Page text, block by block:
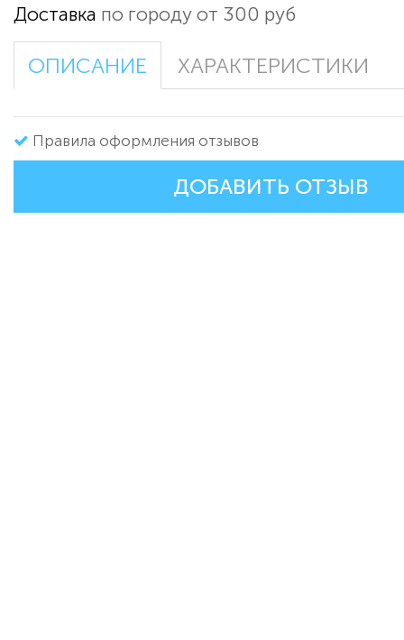
Доставка по городу от 300 руб
ОПИСАНИЕ ХАРАКТЕРИСТИКИ
Правила оформления отзывов
ДОБАВИТЬ ОТЗЫВ